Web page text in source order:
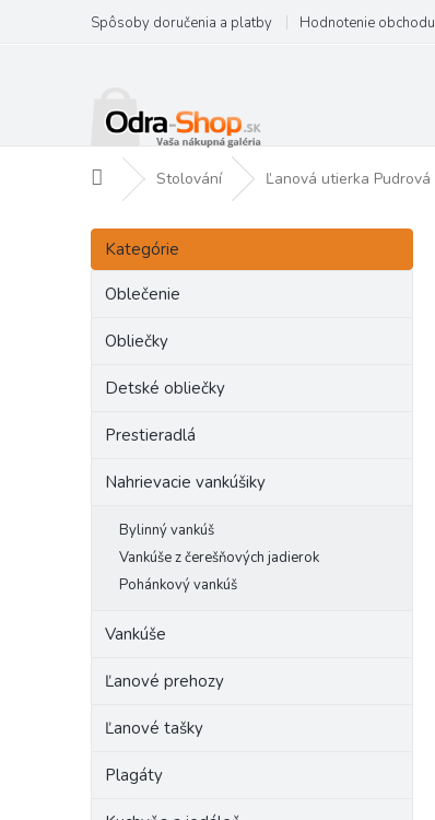
obsah
Spôsoby doručenia a platby Hodnotenie obchodu
DomovStolování Ľanová utierka Pudrová
B
č
Preskočiť
kategórie
Kategórie
Oblečenie
Obliečky
Detské obliečky
Prestieradlá
Nahrievacie vankúšiky
Bylinný vankúš
Vankúše z čerešňových jadierok
Pohánkový vankúš
Vankúše
Ľanové prehozy
Ľanové tašky
Plagáty